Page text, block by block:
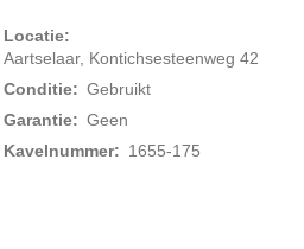
Locatie:
Aartselaar, Kontichsesteenweg 42
Conditie: Gebruikt
Garantie: Geen
Kavelnummer: 1655-175
Foto 2 van 2